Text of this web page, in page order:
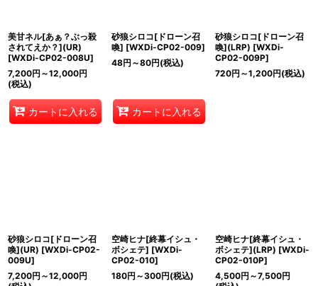
美甘ネル[あぁ？ぶっ殺
されてえか？](UR)
[WXDi-CP02-008U]
7,200円 ～12,000円
(税込)
カートに入れる
砂狼シロコ[ドローン召
喚] [WXDi-CP02-009]
48円 ～80円(税込)
カートに入れる
砂狼シロコ[ドローン召
喚](LRP) [WXDi-
CP02-009P]
720円 ～1,200円(税込)
砂狼シロコ[ドローン召
喚](UR) [WXDi-CP02-
009U]
7,200円 ～12,000円
空崎ヒナ[終幕イシュ・
ボシェテ] [WXDi-
CP02-010]
180円 ～300円(税込)
空崎ヒナ[終幕イシュ・
ボシェテ](LRP) [WXDi-
CP02-010P]
4,500円 ～7,500円